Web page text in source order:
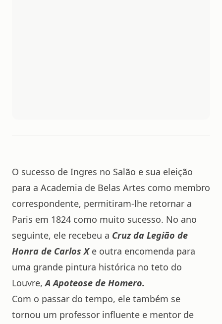
O sucesso de Ingres no Salão e sua eleição
para a Academia de Belas Artes como membro
correspondente, permitiram-lhe retornar a
Paris em 1824 como muito sucesso. No ano
seguinte, ele recebeu a Cruz da Legião de
Honra de Carlos Xe outra encomenda para
uma grande pintura histórica no teto do
Louvre,A Apoteose de Homero.
Com o passar do tempo, ele também se
tornou um professor influente e mentor de